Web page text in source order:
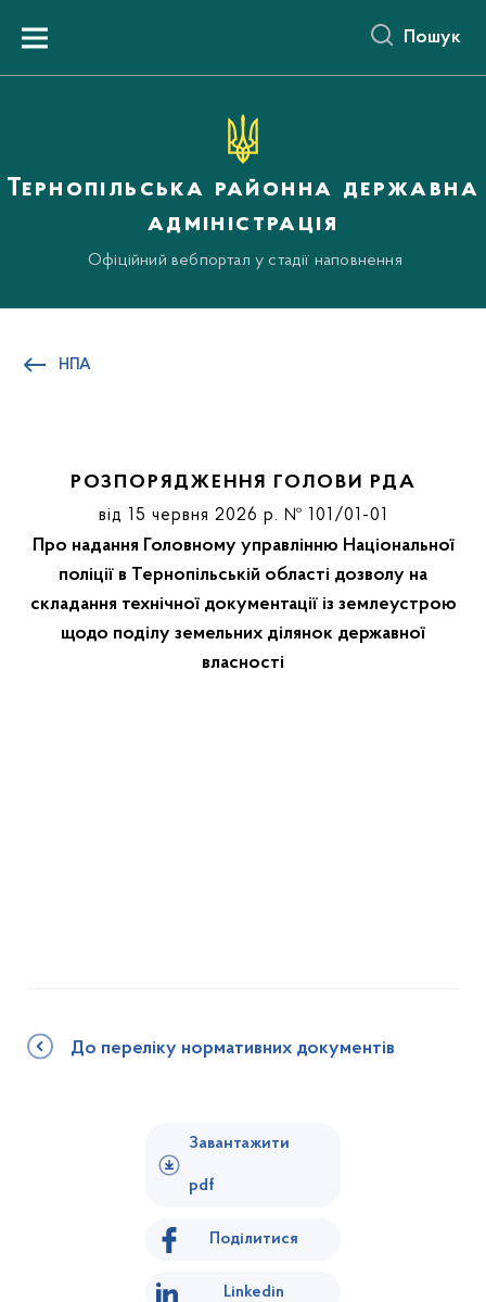
вмістуMenu Пошук
Тернопільська районна державна
адміністрація
Офіційний вебпортал у стадії наповнення
НПА
РОЗПОРЯДЖЕННЯ ГОЛОВИ РДА
від 15 червня 2026 р. № 101/01-01
Про надання Головному управлінню Національної
поліції в Тернопільській області дозволу на
складання технічної документації із землеустрою
щодо поділу земельних ділянок державної
власності
До переліку нормативних документів
Завантажити
pdf
Поділитися
Linkedin